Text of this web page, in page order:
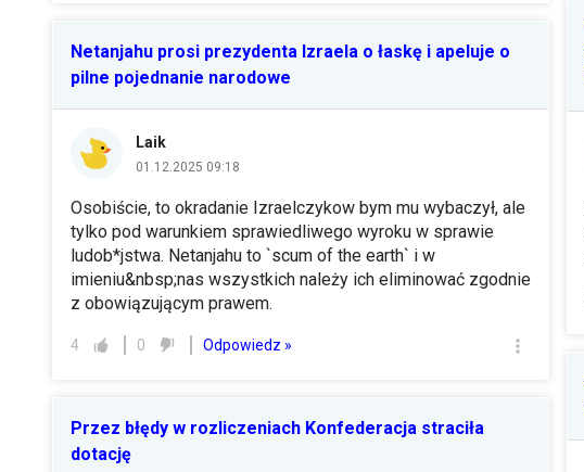
Netanjahu prosi prezydenta Izraela o łaskę i apeluje o
pilne pojednanie narodowe
Laik
01.12.2025 09:18
Osobiście, to okradanie Izraelczykow bym mu wybaczył, ale
tylko pod warunkiem sprawiedliwego wyroku w sprawie
ludob*jstwa. Netanjahu to `scum of the earth` i w
imieniu&nbsp;nas wszystkich należy ich eliminować zgodnie
z obowiązującym prawem.
4 0 Odpowiedz »
Przez błędy w rozliczeniach Konfederacja straciła
dotację